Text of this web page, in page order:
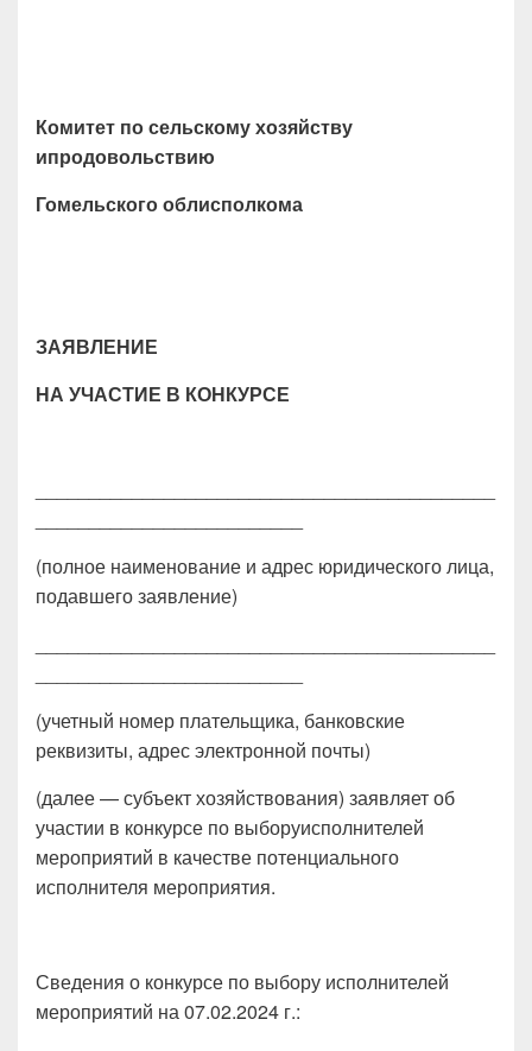
Комитет по сельскому хозяйству
ипродовольствию
Гомельского облисполкома
ЗАЯВЛЕНИЕ
НА УЧАСТИЕ В КОНКУРСЕ
(полное наименование и адрес юридического лица,
подавшего заявление)
(учетный номер плательщика, банковские
реквизиты, адрес электронной почты)
(далее — субъект хозяйствования) заявляет об
участии в конкурсе по выборуисполнителей
мероприятий в качестве потенциального
исполнителя мероприятия.
Сведения о конкурсе по выбору исполнителей
мероприятий на 07.02.2024 г.: